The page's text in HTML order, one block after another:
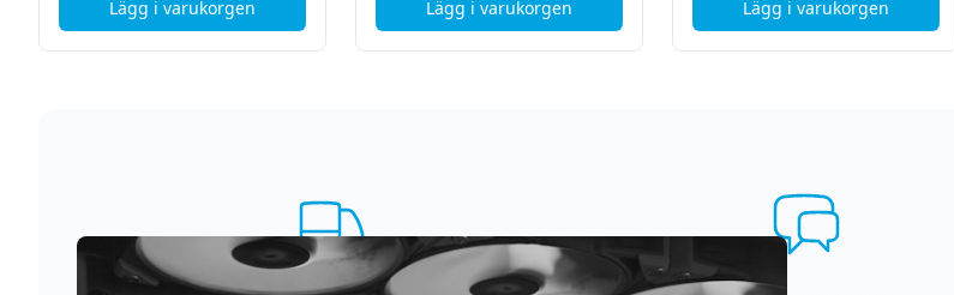
Lägg i varukorgen, Gigaset 500A Comfort Trio - 1st Basstation + 3st telefoner - Svart / Silver
Lägg i varukorgen, iiglo Ergonomiskt höj-/sänkbord - 150cm - Vit/Ek
Lägg i varukorgen
, Kenson RIB